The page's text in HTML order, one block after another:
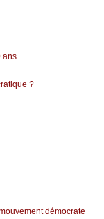
ans
?
démocrate